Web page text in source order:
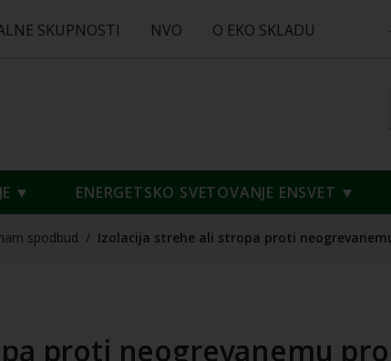
SKUPNOSTI NVO O EKO SKLADU
ENERGETSKO SVETOVANJE ENSVET
spodbud / Izolacija strehe ali stropa proti
proti neogrevanemu